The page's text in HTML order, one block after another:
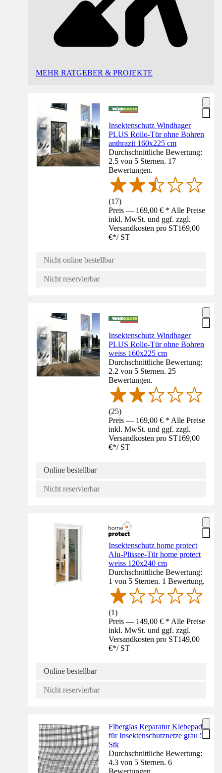
MEHR RATGEBER & PROJEKTE
Insektenschutz Windhager
PLUS Rollo-Tür ohne Bohren
anthrazit 160x225 cm
Durchschnittliche Bewertung:
2.5 von 5 Sternen. 17
Bewertungen.
(17)
Preis — 169,00 € * Alle Preise
inkl. MwSt. und ggf. zzgl.
Versandkosten pro ST169,00
€*/ ST
Nicht online bestellbar
Nicht reservierbar
Insektenschutz Windhager
PLUS Rollo-Tür ohne Bohren
weiss 160x225 cm
Durchschnittliche Bewertung:
2.2 von 5 Sternen. 25
Bewertungen.
(25)
Preis — 169,00 € * Alle Preise
inkl. MwSt. und ggf. zzgl.
Versandkosten pro ST169,00
€*/ ST
Online bestellbar
Nicht reservierbar
Insektenschutz home protect
Alu-Plissee-Tür home protect
weiss 120x240 cm
Durchschnittliche Bewertung:
1 von 5 Sternen. 1 Bewertung.
(1)
Preis — 149,00 € * Alle Preise
inkl. MwSt. und ggf. zzgl.
Versandkosten pro ST149,00
€*/ ST
Online bestellbar
Nicht reservierbar
Fiberglas Reparatur Klebepads
für Insektenschutznetze grau 5
Stk
Durchschnittliche Bewertung:
4.3 von 5 Sternen. 6
Bewertungen.